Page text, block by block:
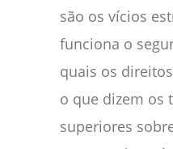
são os vícios
funciona o
quais os
o que dizem os
superiores